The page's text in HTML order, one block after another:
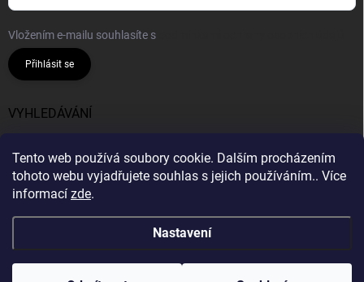
Tento web používá soubory cookie. Dalším procházením
tohoto webu vyjadřujete souhlas s jejich používáním.. Více
informací zde.
Nastavení
Vložením e-mailu souhlasíte s
Přihlásit se
VYHLEDÁVÁNÍ
Hledat
Vytvořil Shoptet
Bavlnie. Všechna práva vyhrazena.